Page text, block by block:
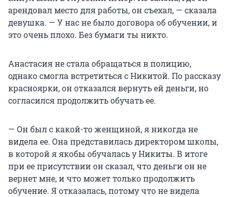
арендовал место для работы, он съехал, — сказала
девушка. — У нас не было договора об обучении, и
это очень плохо. Без бумаги ты никто.
Анастасия не стала обращаться в полицию,
однако смогла встретиться с Никитой. По рассказу
красноярки, он отказался вернуть ей деньги, но
согласился продолжить обучать ее.
— Он был с какой-то женщиной, я никогда не
видела ее. Она представилась директором школы,
в которой я якобы обучалась у Никиты. В итоге
при ее присутствии он сказал, что деньги он не
вернет мне, и что может только продолжить
обучение. Я отказалась, потому что не видела